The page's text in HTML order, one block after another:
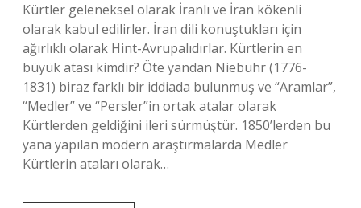
Kürtler geleneksel olarak İranlı ve İran kökenli
olarak kabul edilirler. İran dili konuştukları için
ağırlıklı olarak Hint-Avrupalıdırlar. Kürtlerin en
büyük atası kimdir? Öte yandan Niebuhr (1776-
1831) biraz farklı bir iddiada bulunmuş ve “Aramlar”,
“Medler” ve “Persler”in ortak atalar olarak
Kürtlerden geldiğini ileri sürmüştür. 1850’lerden bu
yana yapılan modern araştırmalarda Medler
Kürtlerin ataları olarak…